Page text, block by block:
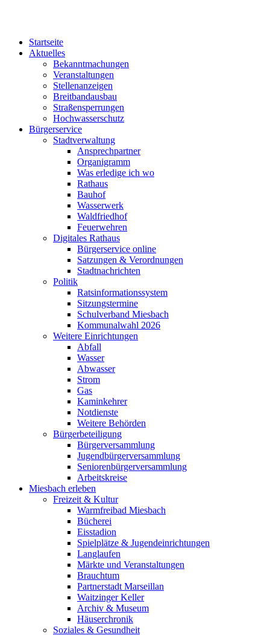
Startseite
Aktuelles
Bekanntmachungen
Veranstaltungen
Stellenanzeigen
Breitbandausbau
Straßensperrungen
Hochwasserschutz
Bürgerservice
Stadtverwaltung
Ansprechpartner
Organigramm
Was erledige ich wo
Rathaus
Bauhof
Wasserwerk
Waldfriedhof
Feuerwehren
Digitales Rathaus
Bürgerservice online
Satzungen & Verordnungen
Stadtnachrichten
Politik
Ratsinformationssystem
Sitzungstermine
Schulverband Miesbach
Kommunalwahl 2026
Weitere Einrichtungen
Abfall
Wasser
Abwasser
Strom
Gas
Kaminkehrer
Notdienste
Weitere Behörden
Bürgerbeteiligung
Bürgerversammlung
Jugendbürgerversammlung
Seniorenbürgerversammlung
Arbeitskreise
Miesbach erleben
Freizeit & Kultur
Warmfreibad Miesbach
Bücherei
Eisstadion
Spielplätze & Jugendeinrichtungen
Langlaufen
Märkte und Veranstaltungen
Brauchtum
Partnerstadt Marseillan
Waitzinger Keller
Archiv & Museum
Häuserchronik
Soziales & Gesundheit